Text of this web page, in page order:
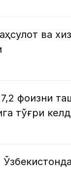
ва
фоизни
тўғри